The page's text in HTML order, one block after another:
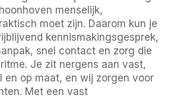
menselijk,
moet zijn. Daarom kun je
kennismakingsgesprek,
snel contact en zorg die
Je zit nergens aan vast,
en op maat, en wij zorgen voor
Met een vast